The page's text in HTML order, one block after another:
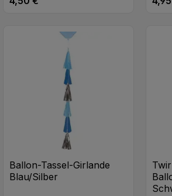
Produkt Anzahl: Gib
Stk
Ballon-Tassel-Girlande
Blau/Silber